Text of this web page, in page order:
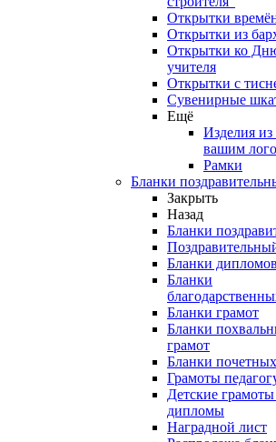
Открытки
Открытки из
Открытки ко
учителя
Открытки с
Сувенирные
Ещё
Изделия
вашим
Рамки
Бланки
Закрыть
Назад
Бланки
Бланки дипломов
Бланки
Бланки грамот
Бланки
грамот
Бланки
Грамоты
Детские
дипломы
Наградной лист